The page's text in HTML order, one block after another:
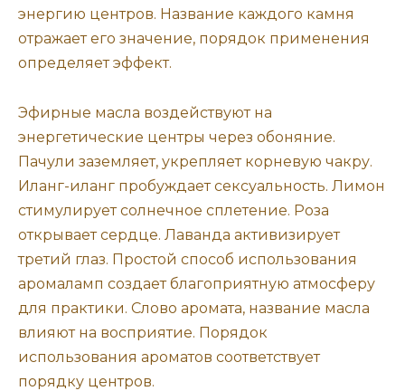
энергию центров. Название каждого камня
отражает его значение, порядок применения
определяет эффект.
Эфирные масла воздействуют на
энергетические центры через обоняние.
Пачули заземляет, укрепляет корневую чакру.
Иланг-иланг пробуждает сексуальность. Лимон
стимулирует солнечное сплетение. Роза
открывает сердце. Лаванда активизирует
третий глаз. Простой способ использования
аромаламп создает благоприятную атмосферу
для практики. Слово аромата, название масла
влияют на восприятие. Порядок
использования ароматов соответствует
порядку центров.